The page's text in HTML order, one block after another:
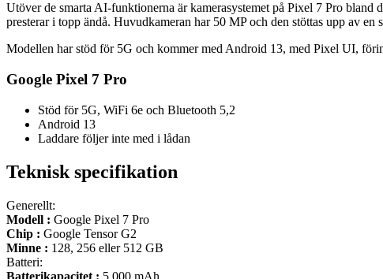
Utöver de smarta AI-funktionerna är kamerasystemet på Pixel 7 Pro bland
presterar i topp ändå. Huvudkameran har 50 MP och den stöttas upp av
Modellen har stöd för 5G och kommer med Android 13, med Pixel UI,
Google Pixel 7 Pro
Stöd för 5G, WiFi 6e och Bluetooth 5,2
Android 13
Laddare följer inte med i lådan
Teknisk specifikation
Generellt:
Modell : Google Pixel 7 Pro
Chip : Google Tensor G2
Minne : 128, 256 eller 512 GB
Batteri:
Batterikapacitet : 5 000 mAh